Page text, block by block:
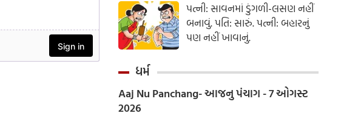
પત્ની: સાવનમાં ડુંગળી-લસણ નહીં
બનાવું. પતિ: સારું. પત્ની: બહારનું
પણ નહીં ખાવાનું.
ધર્મ
Aaj Nu Panchang- આજનુ પંચાગ - 7 ઓગસ્ટ
2026